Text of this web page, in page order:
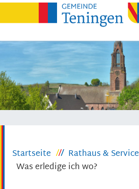
Startseite Rathaus & Service
Was erledige ich wo?